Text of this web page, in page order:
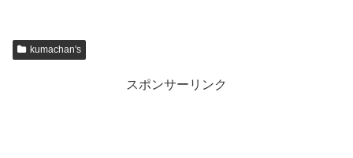
kumachan's
スポンサーリンク